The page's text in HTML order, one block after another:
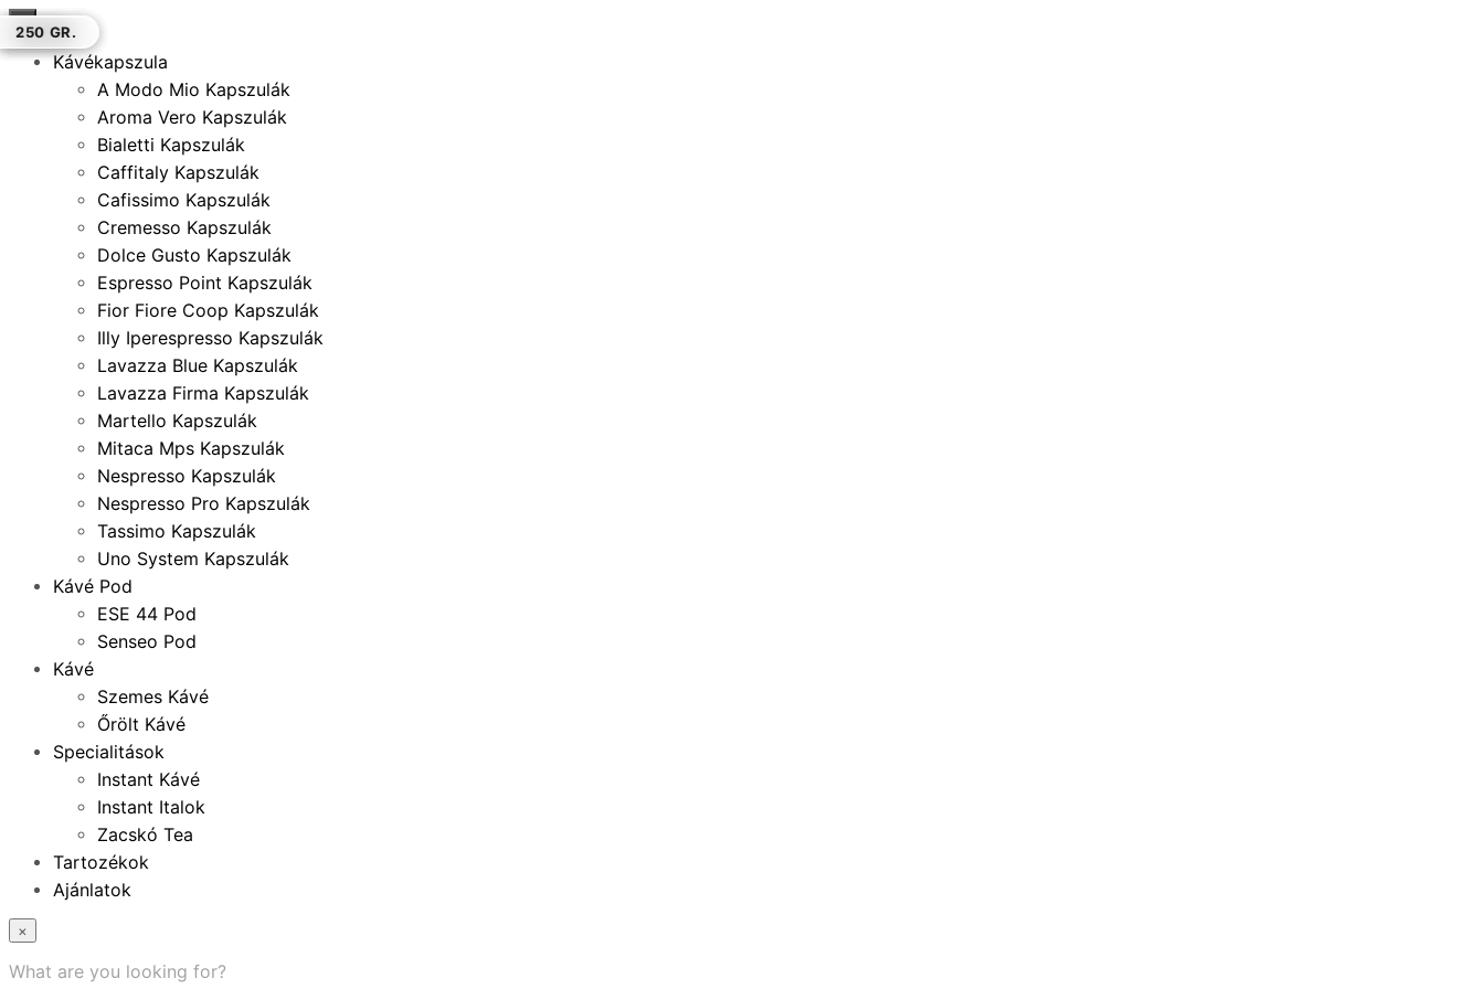
×
Kávékapszula
A Modo Mio Kapszulák
Aroma Vero Kapszulák
Bialetti Kapszulák
Caffitaly Kapszulák
Cafissimo Kapszulák
Cremesso Kapszulák
Dolce Gusto Kapszulák
Espresso Point Kapszulák
Fior Fiore Coop Kapszulák
Illy Iperespresso Kapszulák
Lavazza Blue Kapszulák
Lavazza Firma Kapszulák
Martello Kapszulák
Mitaca Mps Kapszulák
Nespresso Kapszulák
Nespresso Pro Kapszulák
Tassimo Kapszulák
Uno System Kapszulák
Kávé Pod
ESE 44 Pod
Senseo Pod
Kávé
Szemes Kávé
Őrölt Kávé
Specialitások
Instant Kávé
Instant Italok
Zacskó Tea
Tartozékok
Ajánlatok
×
What are you looking for?
1 KG.
250 GR.
1 KG.
500 GR.
500 GR.
500 GR.
250 GR.